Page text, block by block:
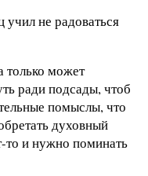
учил не радоваться
только может
ради подсады, чтоб
помыслы, что
духовный
то и нужно поминать